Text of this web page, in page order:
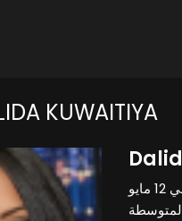
KUWAITIYA
داليدا مطربة نشأت بالكويت من مواليد جدة بالمملكة العربية السعودية في 12 مايو